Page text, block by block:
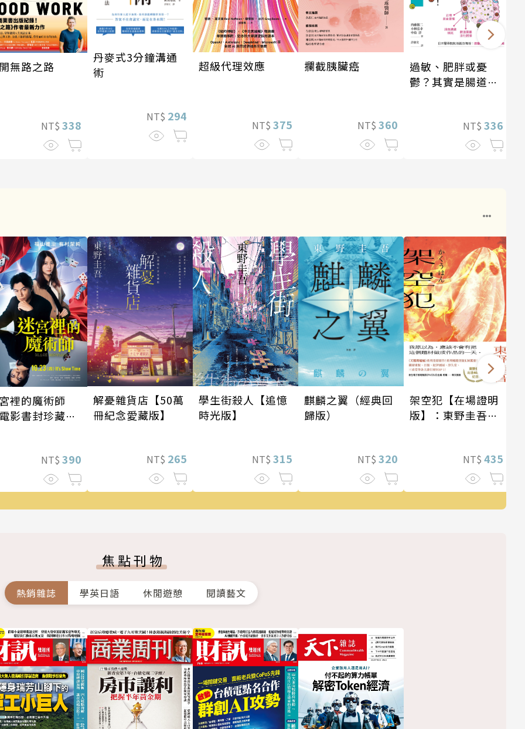
無路之路
NT$ 338
丹麥式3分鐘溝通
術
NT$ 294
超級代理效應
NT$ 375
攔截胰臟癌
NT$ 360
過敏、肥胖或憂
鬱？其實是腸道菌
NT$ 336
裡的魔術師
影書封珍藏
NT$ 390
解憂雜貨店【50萬
冊紀念愛藏版】
NT$ 265
學生街殺人【追憶
時光版】
NT$ 315
麒麟之翼（經典回
歸版）
NT$ 320
架空犯【在場證明
版】：東野圭吾出
列重磅新作！
NT$ 435
焦點刊物
熱銷雜誌 學英日語 休閒遊憩 閱讀藝文